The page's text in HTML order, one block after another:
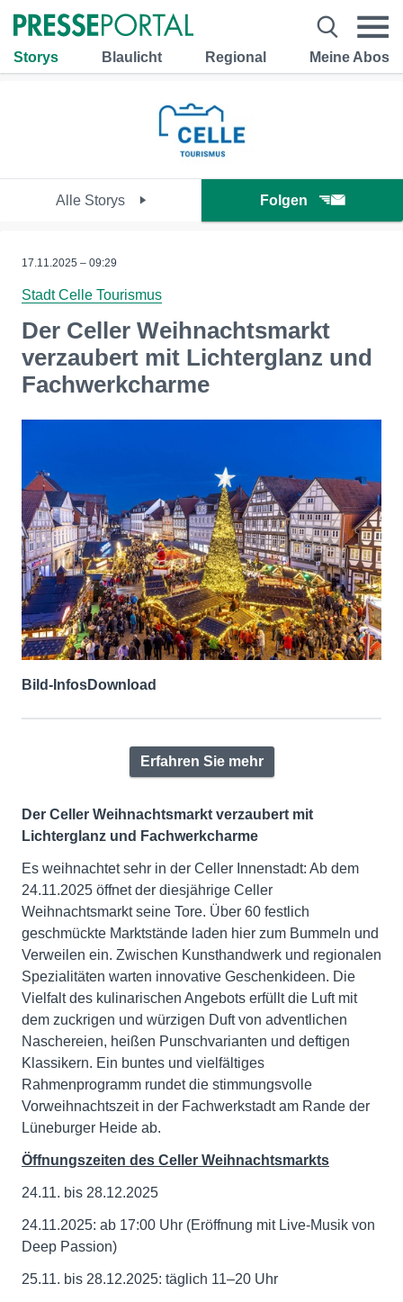
Storys Blaulicht Regional Meine Abos
Alle Storys Folgen
17.11.2025 – 09:29
Stadt Celle Tourismus
Der Celler Weihnachtsmarkt
verzaubert mit Lichterglanz und
Fachwerkcharme
Bild-InfosDownload
Erfahren Sie mehr
Der Celler Weihnachtsmarkt verzaubert mit
Lichterglanz und Fachwerkcharme
Es weihnachtet sehr in der Celler Innenstadt: Ab dem
24.11.2025 öffnet der diesjährige Celler
Weihnachtsmarkt seine Tore. Über 60 festlich
geschmückte Marktstände laden hier zum Bummeln und
Verweilen ein. Zwischen Kunsthandwerk und regionalen
Spezialitäten warten innovative Geschenkideen. Die
Vielfalt des kulinarischen Angebots erfüllt die Luft mit
dem zuckrigen und würzigen Duft von adventlichen
Naschereien, heißen Punschvarianten und deftigen
Klassikern. Ein buntes und vielfältiges
Rahmenprogramm rundet die stimmungsvolle
Vorweihnachtszeit in der Fachwerkstadt am Rande der
Lüneburger Heide ab.
Öffnungszeiten des Celler Weihnachtsmarkts
24.11. bis 28.12.2025
24.11.2025: ab 17:00 Uhr (Eröffnung mit Live-Musik von
Deep Passion)
25.11. bis 28.12.2025: täglich 11–20 Uhr